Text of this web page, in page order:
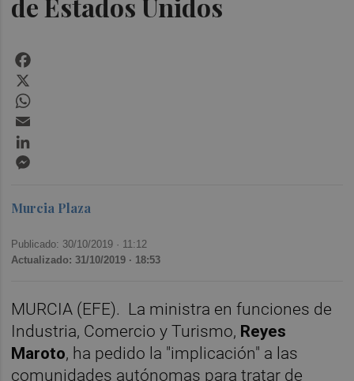
Murcia Plaza
Publicado: 30/10/2019 · 11:12
Actualizado: 31/10/2019 · 18:53
MURCIA (EFE). La ministra en funciones de
Industria, Comercio y Turismo, Reyes
Maroto, ha pedido la "implicación" a las
comunidades autónomas para tratar de